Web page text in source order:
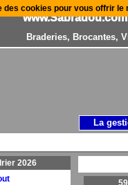
Braderies, Brocantes,
2026
La
des cookies pour vous offrir